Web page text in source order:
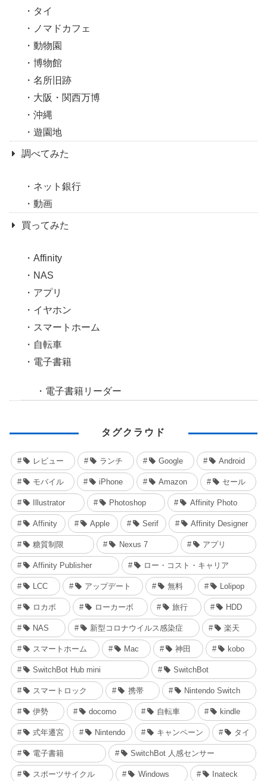
タイ
ノマドカフェ
動物園
博物館
名所旧跡
大阪・関西万博
沖縄
遊園地
調べてみた
ネット銀行
動画
買ってみた
Affinity
NAS
アプリ
イヤホン
スマートホーム
自転車
電子書籍
電子書籍リーダー
タグクラウド
レビュー ランチ Google Android
モバイル iPhone Amazon セール
Illustrator Photoshop Affinity Photo
Affinity Apple Serif Affinity Designer
糖質制限 Nexus 7 アプリ
Affinity Publisher ロー・コスト・キャリア
LCC アップデート 無料 Lolipop
ロカボ ローカーボ 旅行 HDD
NAS 新型コロナウイルス感染症 楽天
スマートホーム Mac 神田 kobo
SwitchBot Hub mini SwitchBot
スマートロック 携帯 Nintendo Switch
伊勢 docomo 自転車 kindle
式年遷宮 Nintendo キャンペーン タイ
電子書籍 SwitchBot 人感センサー
スポーツサイクル Windows Inateck